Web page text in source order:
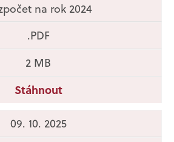
na rok 2024
.PDF
2 MB
Stáhnout
09. 10. 2025